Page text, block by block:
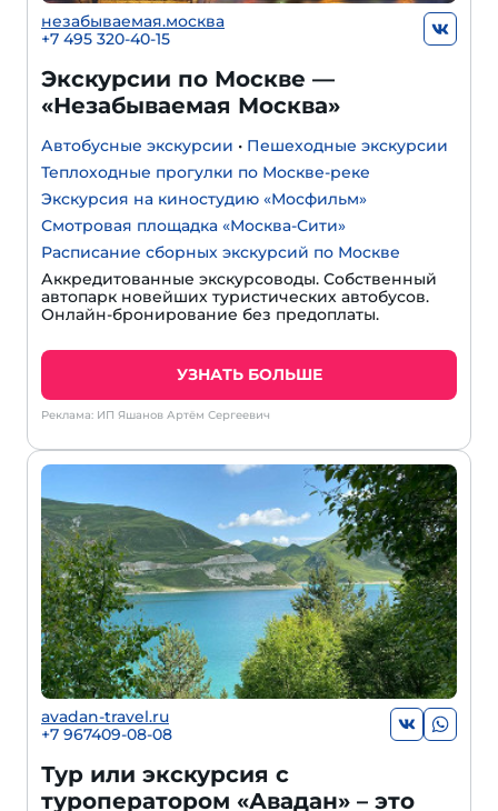
незабываемая.москва
+7 495 320-40-15
Экскурсии по Москве —
«Незабываемая Москва»
Автобусные экскурсии • Пешеходные экскурсии
Теплоходные прогулки по Москве-реке
Экскурсия на киностудию «Мосфильм»
Смотровая площадка «Москва-Сити»
Расписание сборных экскурсий по Москве
Аккредитованные экскурсоводы. Собственный
автопарк новейших туристических автобусов.
Онлайн-бронирование без предоплаты.
УЗНАТЬ БОЛЬШЕ
Реклама: ИП Яшанов Артём Сергеевич
avadan-travel.ru
+7 967409-08-08
Тур или экскурсия с
туроператором «Авадан» – это